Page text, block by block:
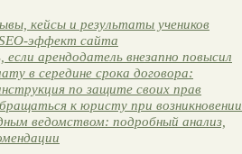
кейсы и результаты учеников
эффект сайта
арендодатель внезапно повысил
в середине срока договора:
по защите своих прав
к юристу при возникновении
ведомством: подробный анализ,